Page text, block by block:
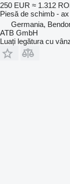
250 EUR ≈ 1.312
Piesă de schimb -
Germania,
ATB GmbH
Luați legătura cu